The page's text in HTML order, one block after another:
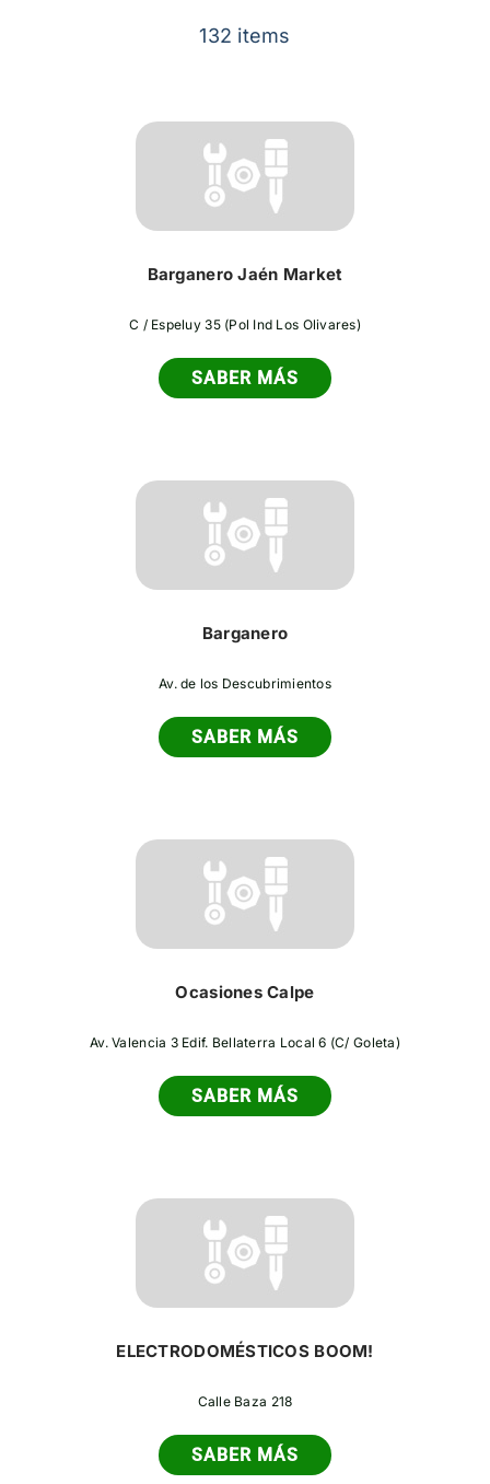
132 items
Barganero Jaén Market
C / Espeluy 35 (Pol Ind Los Olivares)
SABER MÁS
Barganero
Av. de los Descubrimientos
SABER MÁS
Ocasiones Calpe
Av. Valencia 3 Edif. Bellaterra Local 6 (C/ Goleta)
SABER MÁS
ELECTRODOMÉSTICOS BOOM!
Calle Baza 218
SABER MÁS